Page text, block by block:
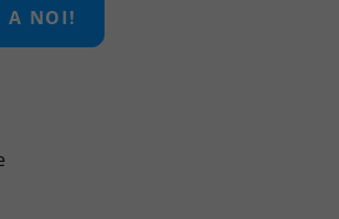
A NOI!